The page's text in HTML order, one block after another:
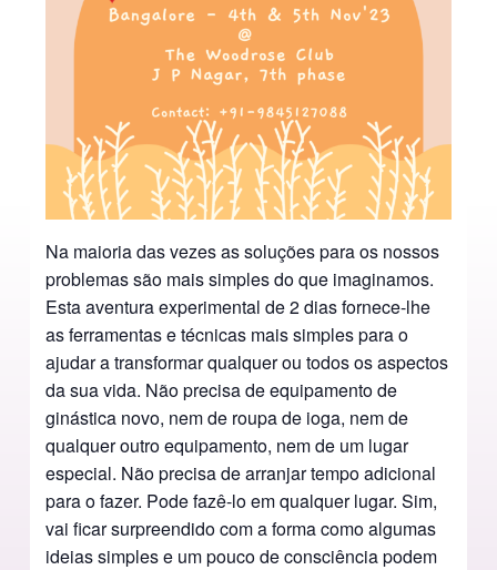
Na maioria das vezes as soluções para os nossos
problemas são mais simples do que imaginamos.
Esta aventura experimental de 2 dias fornece-lhe
as ferramentas e técnicas mais simples para o
ajudar a transformar qualquer ou todos os aspectos
da sua vida. Não precisa de equipamento de
ginástica novo, nem de roupa de ioga, nem de
qualquer outro equipamento, nem de um lugar
especial. Não precisa de arranjar tempo adicional
para o fazer. Pode fazê-lo em qualquer lugar. Sim,
vai ficar surpreendido com a forma como algumas
ideias simples e um pouco de consciência podem